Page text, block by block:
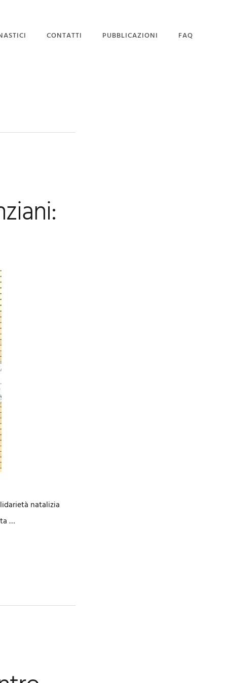
CONTATTI PUBBLICAZIONI FAQ
natalizia
…